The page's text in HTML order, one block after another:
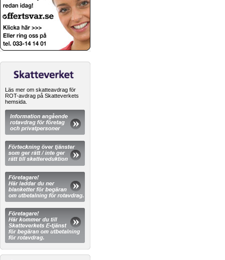
Läs mer om skatteavdrag för
ROT-avdrag på Skatteverkets
hemsida.